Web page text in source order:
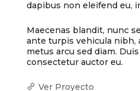
dapibus non eleifend eu,
Maecenas blandit, nunc
ante turpis vehicula nibh,
metus arcu sed diam.
consectetur auctor eu.
Ver Proyecto